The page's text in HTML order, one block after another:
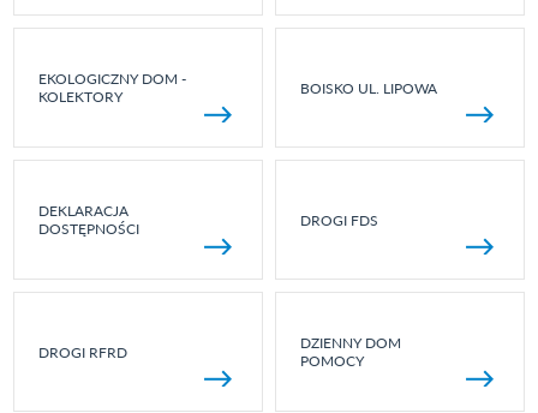
EKOLOGICZNY DOM -
KOLEKTORY
BOISKO UL. LIPOWA
DEKLARACJA
DOSTĘPNOŚCI
DROGI FDS
DROGI RFRD
DZIENNY DOM
POMOCY